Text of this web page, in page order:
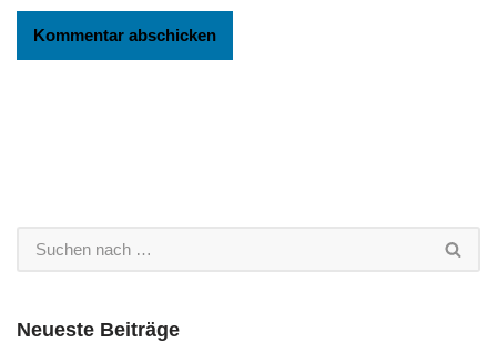
Neueste Beiträge